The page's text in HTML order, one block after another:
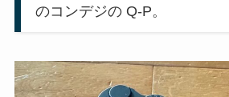
のコンデジの Q-P。